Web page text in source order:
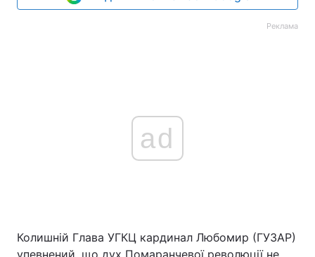
Реклама
ad
Колишній Глава УГКЦ кардинал Любомир (ГУЗАР)
упевнений, що дух Помаранчевої революції не